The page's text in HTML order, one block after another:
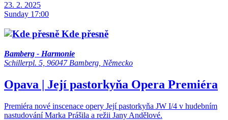
23. 2. 2025
Sunday 17:00
Kde přesně
Bamberg - Harmonie
Schillerpl. 5, 96047 Bamberg, Německo
Opava | Její pastorkyňa Opera Premiéra
Premiéra nové inscenace opery Její pastorkyňa JW I/4 v hudebním
nastudování Marka Prášila a režii Jany Andělové.